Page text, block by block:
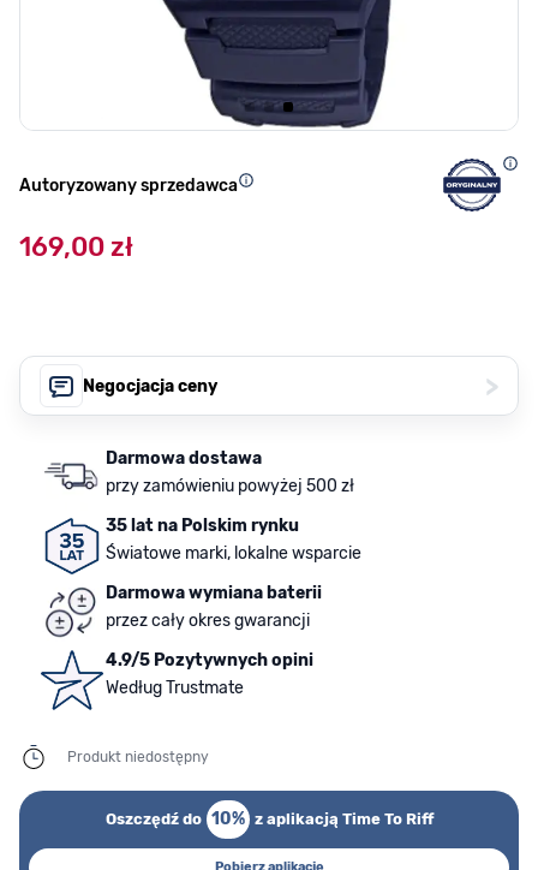
Autoryzowany sprzedawca
169,00 zł
Negocjacja ceny >
Darmowa dostawa
przy zamówieniu powyżej 500 zł
35 lat na Polskim rynku
Światowe marki, lokalne wsparcie
Darmowa wymiana baterii
przez cały okres gwarancji
4.9/5 Pozytywnych opini
Według Trustmate
Produkt niedostępny
Oszczędź do 10% z aplikacją Time To Riff